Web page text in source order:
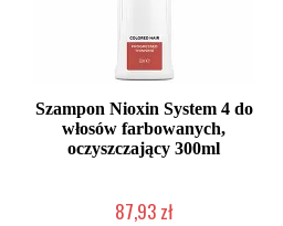
Szampon Nioxin System 4 do
włosów farbowanych,
oczyszczający 300ml
87,93 zł